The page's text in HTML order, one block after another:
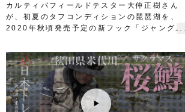
カルティバフィールドテスター大仲正樹さん
が、初夏のタフコンディションの琵琶湖を、
2020年秋頃発売予定の新フック「ジャングル
します。
■使用フック
ジャングルワッキーガード（2020年秋頃発売
予定）
OWNERMOVIEhttp://ownertv.jp/
オーナーばりwebsite